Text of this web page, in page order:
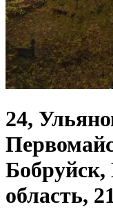
24,
область,